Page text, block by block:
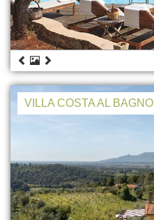
VILLA COSTA AL BAGNO